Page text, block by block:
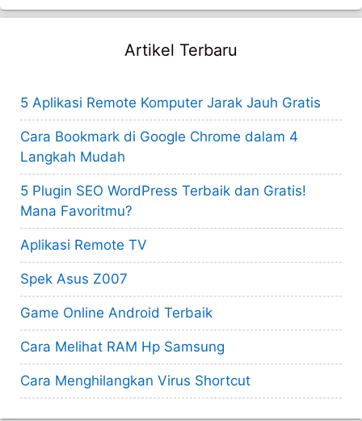
Artikel Terbaru
5 Aplikasi Remote Komputer Jarak Jauh Gratis
Cara Bookmark di Google Chrome dalam 4
Langkah Mudah
5 Plugin SEO WordPress Terbaik dan Gratis!
Mana Favoritmu?
Aplikasi Remote TV
Spek Asus Z007
Game Online Android Terbaik
Cara Melihat RAM Hp Samsung
Cara Menghilangkan Virus Shortcut